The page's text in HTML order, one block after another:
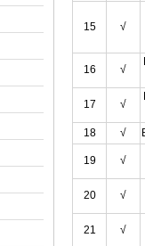
15 √
16 √
17 √
18 √
19 √
20 √
21 √